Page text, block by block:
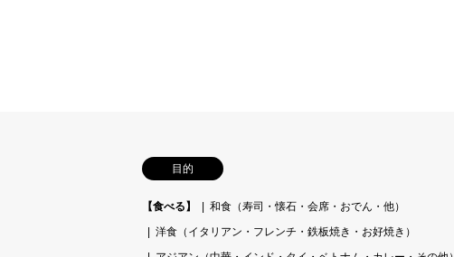
目的
【食べる】
和食（寿司・懐石・会席・おでん・他）
洋食（イタリアン・フレンチ・鉄板焼き・お好焼き）